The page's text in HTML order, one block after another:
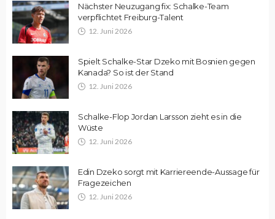
Nächster Neuzugang fix: Schalke-Team
verpflichtet Freiburg-Talent
12. Juni 2026
Spielt Schalke-Star Dzeko mit Bosnien gegen
Kanada? So ist der Stand
12. Juni 2026
Schalke-Flop Jordan Larsson zieht es in die
Wüste
12. Juni 2026
Edin Dzeko sorgt mit Karriereende-Aussage für
Fragezeichen
12. Juni 2026